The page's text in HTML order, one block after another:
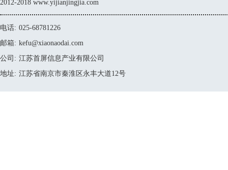
2012-2018 www.yijianjingjia.com
电话: 025-68781226
邮箱: kefu@xiaonaodai.com
公司: 江苏首屏信息产业有限公司
地址: 江苏省南京市秦淮区永丰大道12号